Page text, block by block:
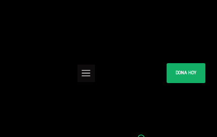
DONA HOY